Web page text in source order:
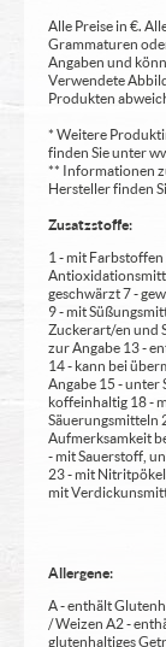
Alle Preise in €.
Grammaturen
Angaben und
Verwendete
Produkten
* Weitere
finden Sie unter
** Informationen
Hersteller finden
Zusatzstoffe:
1 - mit
geschwärzt 7 -
9 - mit
Zuckerart/en und
zur Angabe 13 -
14 - kann bei
Angabe 15 - unter
koffeinhaltig 18 -
Säuerungsmitteln
Aufmerksamkeit
- mit Sauerstoff,
23 - mit
mit
Allergene:
A - enthält
/ Weizen A2 -
glutenhaltiges